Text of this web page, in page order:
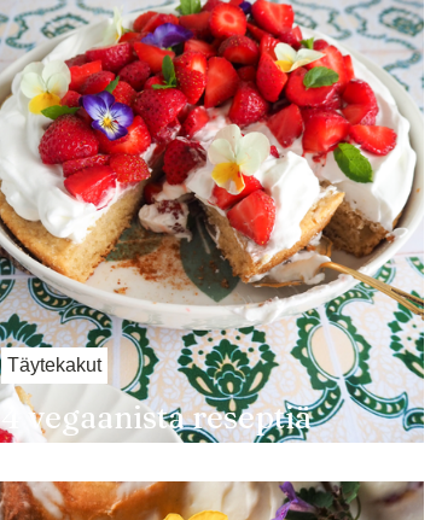
4 vegaanista reseptiä
mansikoista
Täytekakut